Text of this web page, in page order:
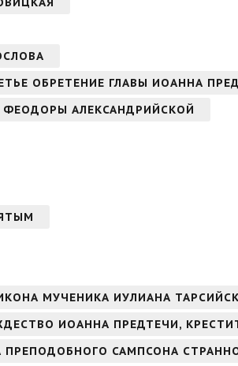
ОБРЕТЕНИЕ ГЛАВЫ ИОАННА
АЛЕКСАНДРИЙСКОЙ
МУЧЕНИКА ИУЛИАНА
ИОАННА ПРЕДТЕЧИ,
ПРЕПОДОБНОГО САМПСОНА